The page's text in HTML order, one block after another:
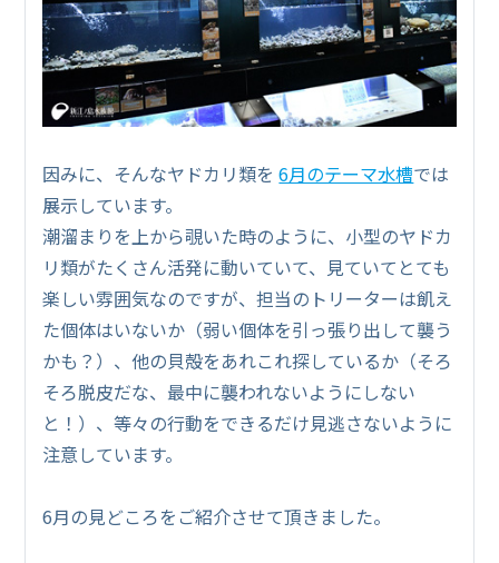
因みに、そんなヤドカリ類を6月のテーマ水槽では
展示しています。
潮溜まりを上から覗いた時のように、小型のヤドカ
リ類がたくさん活発に動いていて、見ていてとても
楽しい雰囲気なのですが、担当のトリーターは飢え
た個体はいないか（弱い個体を引っ張り出して襲う
かも？）、他の貝殻をあれこれ探しているか（そろ
そろ脱皮だな、最中に襲われないようにしない
と！）、等々の行動をできるだけ見逃さないように
注意しています。
6月の見どころをご紹介させて頂きました。